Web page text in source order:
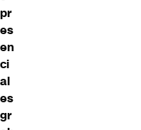
pr
es
en
ci
al
es
gr